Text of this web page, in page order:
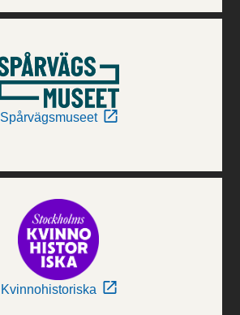
Spårvägsmuseet
Kvinnohistoriska